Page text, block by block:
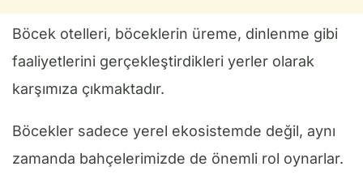
Böcek otelleri, böceklerin üreme, dinlenme gibi
faaliyetlerini gerçekleştirdikleri yerler olarak
karşımıza çıkmaktadır.
Böcekler sadece yerel ekosistemde değil, aynı
zamanda bahçelerimizde de önemli rol oynarlar.